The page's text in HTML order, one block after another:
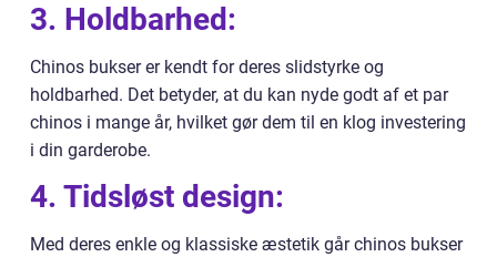
3. Holdbarhed:
Chinos bukser er kendt for deres slidstyrke og
holdbarhed. Det betyder, at du kan nyde godt af et par
chinos i mange år, hvilket gør dem til en klog investering
i din garderobe.
4. Tidsløst design:
Med deres enkle og klassiske æstetik går chinos bukser